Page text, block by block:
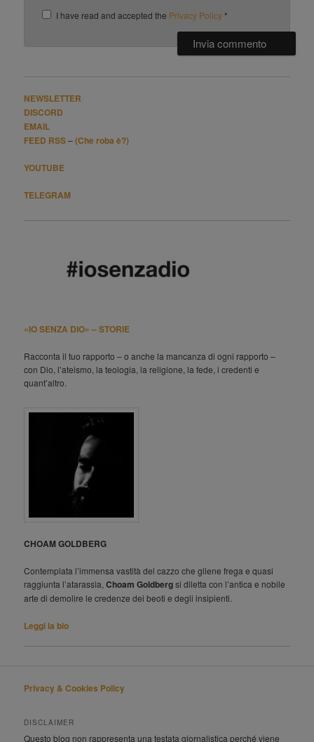
I have read and accepted the Privacy Policy*
NEWSLETTER
DISCORD
EMAIL
FEED RSS–(Che roba è?)
YOUTUBE
TELEGRAM
«IO SENZA DIO» – STORIE
Racconta il tuo rapporto – o anche la mancanza di ogni rapporto –
con Dio, l’ateismo, la teologia, la religione, la fede, i credenti e
quant’altro.
CHOAM GOLDBERG
Contemplata l’immensa vastità del cazzo che gliene frega e quasi
raggiunta l’atarassìa,Choam Goldbergsi diletta con l’antica e nobile
arte di demolire le credenze dei beoti e degli insipienti.
Leggi la bio
Privacy & Cookies Policy
DISCLAIMER
Questo blog non rappresenta una testata giornalistica perché viene